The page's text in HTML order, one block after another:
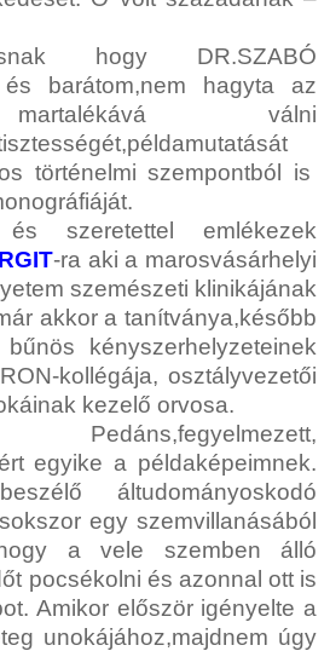
hogy DR.SZABÓ
és barátom,nem hagyta az
válni
történelmi szempontból is
szeretettel emlékezek
-ra aki a marosvásárhelyi
szemészeti klinikájának
akkor a tanítványa,később
kényszerhelyzeteinek
kollégája, osztályvezetői
kezelő orvosa.
egyike a példaképeimnek.
áltudományoskodó
egy szemvillanásából
a vele szemben álló
pocsékolni és azonnal ott is
Amikor először igényelte a
unokájához,majdnem úgy